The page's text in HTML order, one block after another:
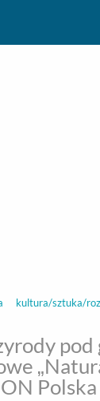
kultura/sztuka/
pod